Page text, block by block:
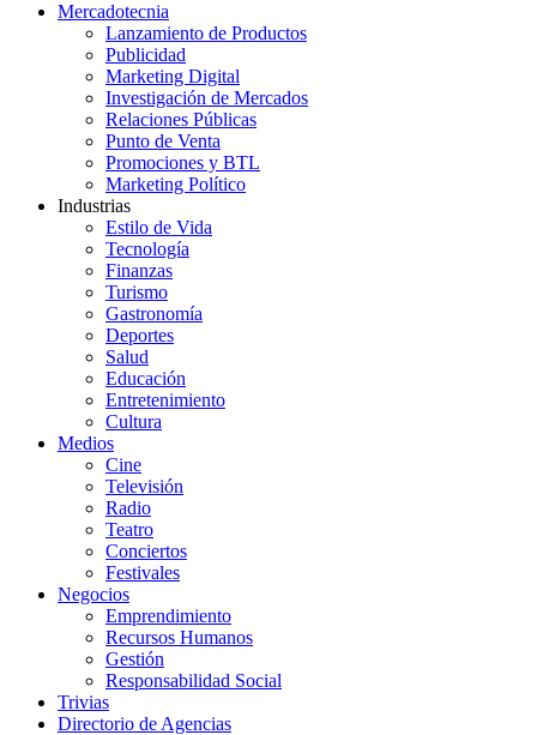
Mercadotecnia
Lanzamiento de Productos
Publicidad
Marketing Digital
Investigación de Mercados
Relaciones Públicas
Punto de Venta
Promociones y BTL
Marketing Político
Industrias
Estilo de Vida
Tecnología
Finanzas
Turismo
Gastronomía
Deportes
Salud
Educación
Entretenimiento
Cultura
Medios
Cine
Televisión
Radio
Teatro
Conciertos
Festivales
Negocios
Emprendimiento
Recursos Humanos
Gestión
Responsabilidad Social
Trivias
Directorio de Agencias